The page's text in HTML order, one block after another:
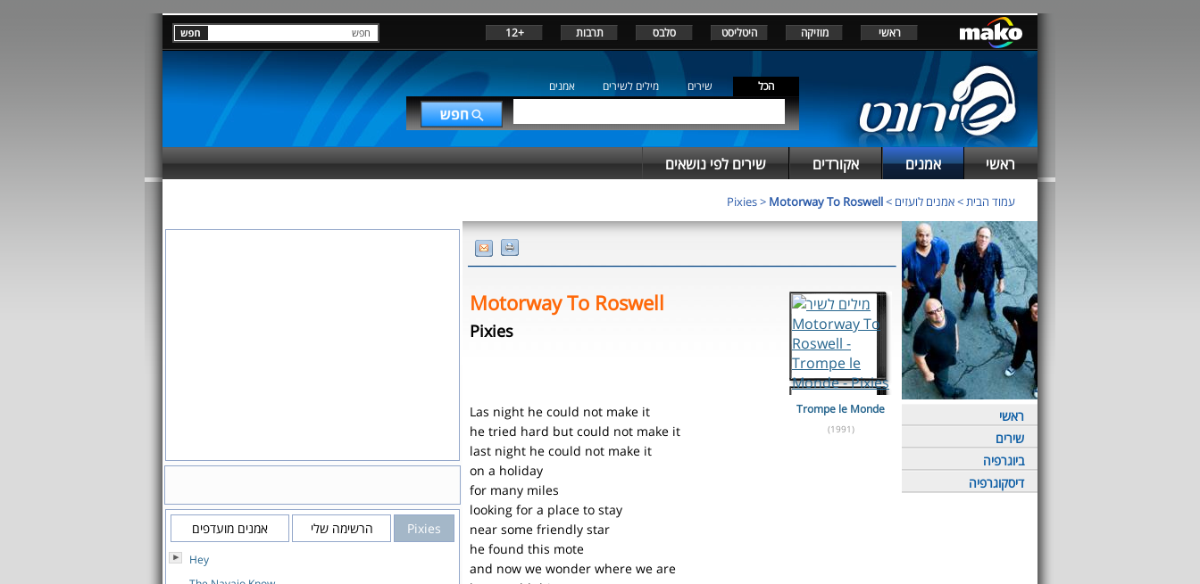
ראשי מוזיקה היטליסט סלבס תרבות +12
הכל שירים מילים לשירים אמנים
ראשי אמנים אקורדים שירים לפי נושאים
עמוד הבית>אמנים לועזים >
Pixies> Motorway To Roswell
ראשי
שירים
ביוגרפיה
דיסקוגרפיה
Motorway To Roswell
Pixies
Las night he could not make it
he tried hard but could not make it
last night he could not make it
on a holiday
for many miles
looking for a place to stay
near some friendly star
he found this mote
and now we wonder where we are
Trompe le Monde
(1991)
Pixies הרשימה שלי אמנים מועדפים
Hey